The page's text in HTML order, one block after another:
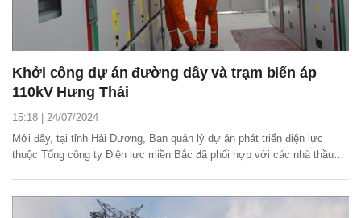
Khởi công dự án đường dây và trạm biến áp
110kV Hưng Thái
15:18 | 24/07/2024
Mới đây, tại tỉnh Hải Dương, Ban quản lý dự án phát triển điện lực
thuộc Tổng công ty Điện lực miền Bắc đã phối hợp với các nhà thầu